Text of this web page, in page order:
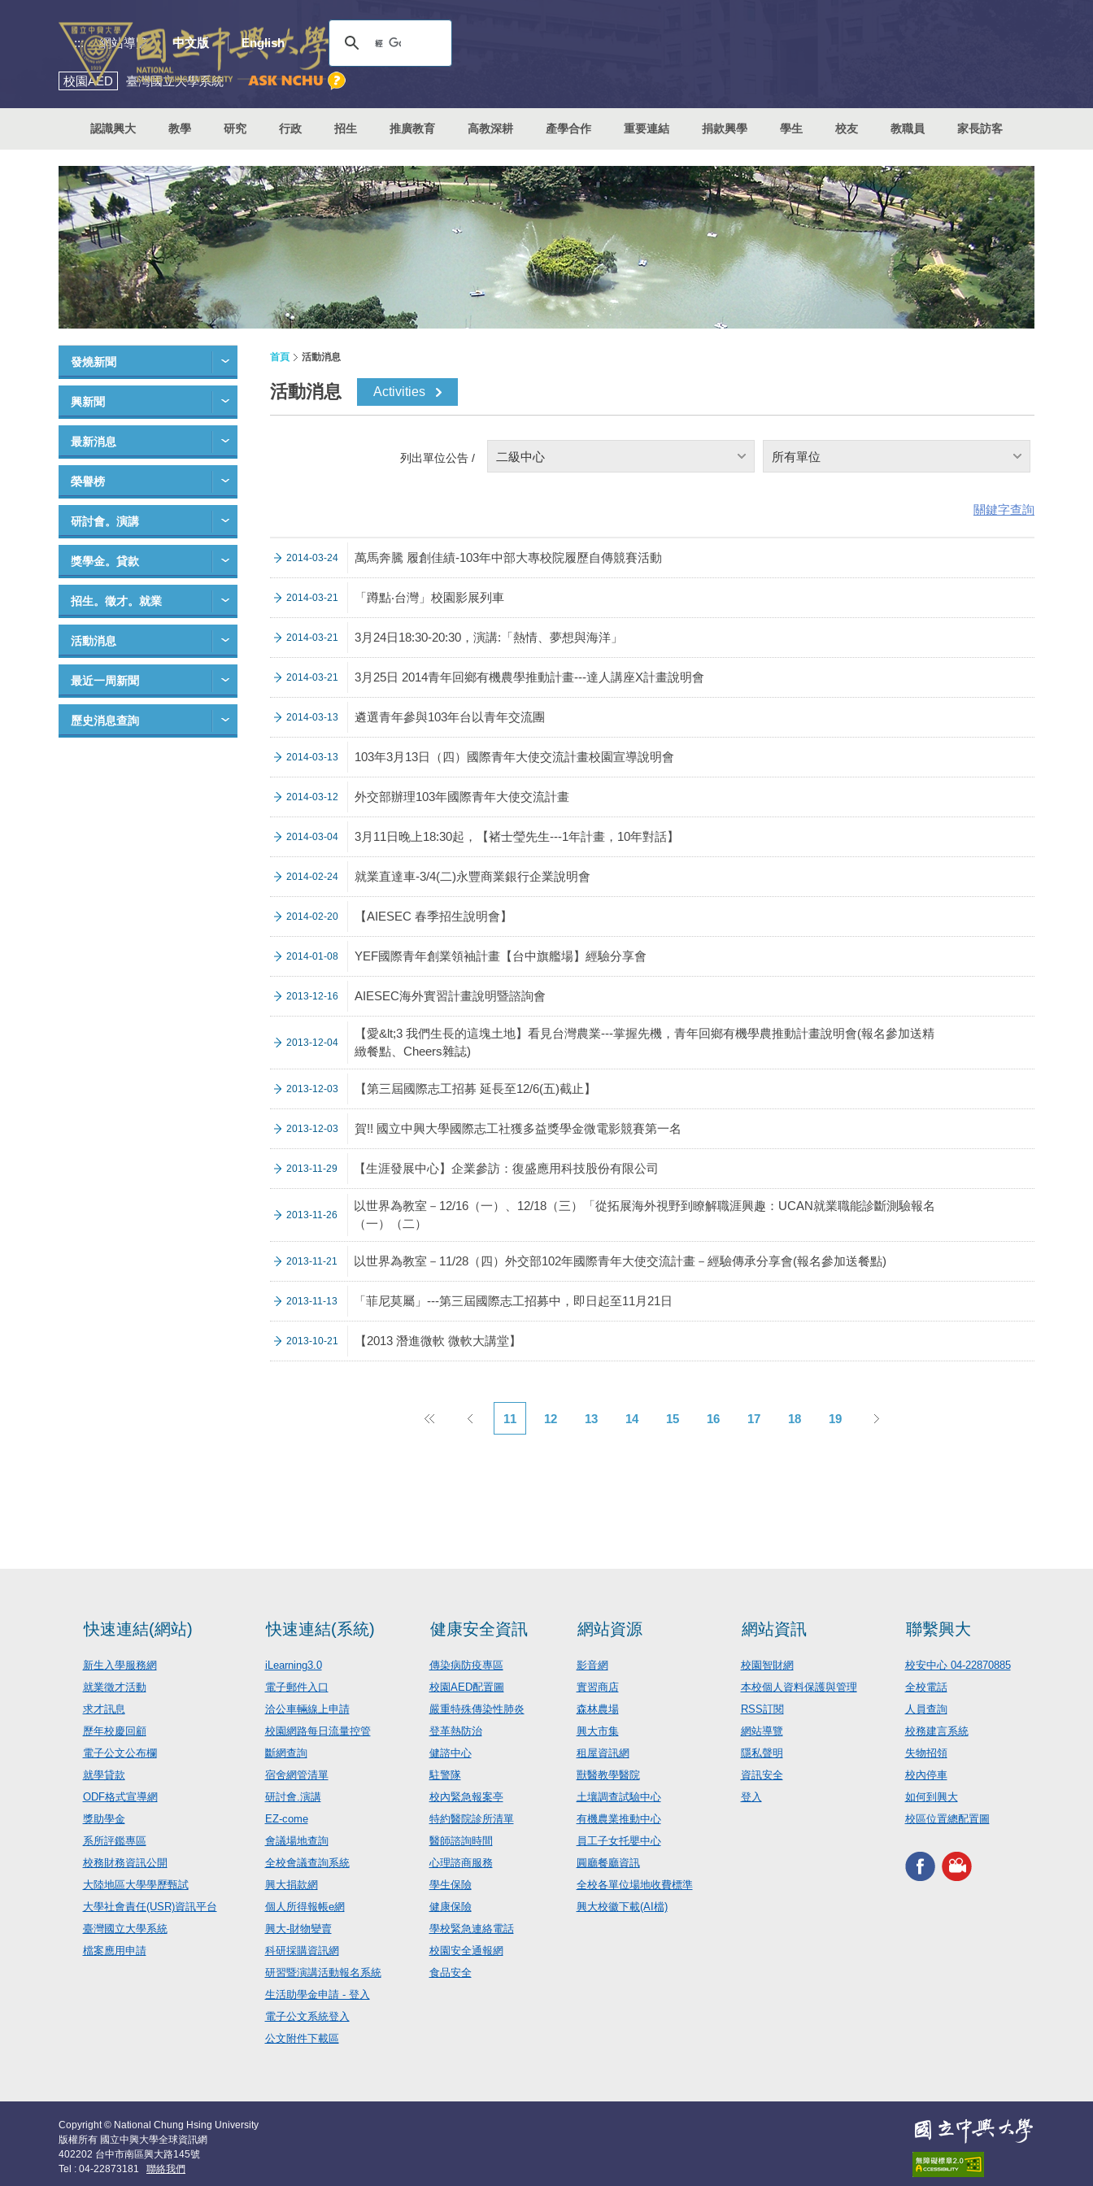
::: 網站導覽 中文版 English
校園AED 臺灣國立大學系統
認識興大 教學 研究 行政 招生 推廣教育 高教深耕 產學合作 重要連結 捐款興學 學生 校友 教職員 家長訪客
發燒新聞
興新聞
最新消息
榮譽榜
研討會。演講
獎學金。貸款
招生。徵才。就業
活動消息
最近一周新聞
歷史消息查詢
首頁 活動消息
活動消息 Activities
列出單位公告 / 二級中心 所有單位
關鍵字查詢
2014-03-24 萬馬奔騰 履創佳績-103年中部大專校院履歷自傳競賽活動
2014-03-21 「蹲點‧台灣」校園影展列車
2014-03-21 3月24日18:30-20:30，演講:「熱情、夢想與海洋」
2014-03-21 3月25日 2014青年回鄉有機農學推動計畫---達人講座X計畫說明會
2014-03-13 遴選青年參與103年台以青年交流團
2014-03-13 103年3月13日（四）國際青年大使交流計畫校園宣導說明會
2014-03-12 外交部辦理103年國際青年大使交流計畫
2014-03-04 3月11日晚上18:30起，【褚士瑩先生---1年計畫，10年對話】
2014-02-24 就業直達車-3/4(二)永豐商業銀行企業說明會
2014-02-20 【AIESEC 春季招生說明會】
2014-01-08 YEF國際青年創業領袖計畫【台中旗艦場】經驗分享會
2013-12-16 AIESEC海外實習計畫說明暨諮詢會
2013-12-04
【愛&lt;3 我們生長的這塊土地】看見台灣農業---掌握先機，青年回鄉有機學農推動計畫說明會(報名參加送精
緻餐點、Cheers雜誌)
2013-12-03 【第三屆國際志工招募 延長至12/6(五)截止】
2013-12-03 賀!! 國立中興大學國際志工社獲多益獎學金微電影競賽第一名
2013-11-29 【生涯發展中心】企業參訪：復盛應用科技股份有限公司
2013-11-26
以世界為教室－12/16（一）、12/18（三）「從拓展海外視野到瞭解職涯興趣：UCAN就業職能診斷測驗報名
（一）（二）
2013-11-21 以世界為教室－11/28（四）外交部102年國際青年大使交流計畫－經驗傳承分享會(報名參加送餐點)
2013-11-13 「菲尼莫屬」---第三屆國際志工招募中，即日起至11月21日
2013-10-21 【2013 潛進微軟 微軟大講堂】
11 12 13 14 15 16 17 18 19
快速連結(網站)
新生入學服務網
就業徵才活動
求才訊息
歷年校慶回顧
電子公文公布欄
就學貸款
ODF格式宣導網
獎助學金
系所評鑑專區
校務財務資訊公開
大陸地區大學學歷甄試
大學社會責任(USR)資訊平台
臺灣國立大學系統
檔案應用申請
快速連結(系統)
iLearning3.0
電子郵件入口
洽公車輛線上申請
校園網路每日流量控管
斷網查詢
宿舍網管清單
研討會.演講
EZ-come
會議場地查詢
全校會議查詢系統
興大捐款網
個人所得報帳e網
興大-財物變賣
科研採購資訊網
研習暨演講活動報名系統
生活助學金申請 - 登入
電子公文系統登入
公文附件下載區
健康安全資訊
傳染病防疫專區
校園AED配置圖
嚴重特殊傳染性肺炎
登革熱防治
健諮中心
駐警隊
校內緊急報案亭
特約醫院診所清單
醫師諮詢時間
心理諮商服務
學生保險
健康保險
學校緊急連絡電話
校園安全通報網
食品安全
網站資源
影音網
實習商店
森林農場
興大市集
租屋資訊網
獸醫教學醫院
土壤調查試驗中心
有機農業推動中心
員工子女托嬰中心
圓廳餐廳資訊
全校各單位場地收費標準
興大校徽下載(AI檔)
網站資訊
校園智財網
本校個人資料保護與管理
RSS訂閱
網站導覽
隱私聲明
資訊安全
登入
聯繫興大
校安中心 04-22870885
全校電話
人員查詢
校務建言系統
失物招領
校內停車
如何到興大
校區位置總配置圖
Copyright © National Chung Hsing University
版權所有 國立中興大學全球資訊網
402202 台中市南區興大路145號
Tel : 04-22873181 聯絡我們